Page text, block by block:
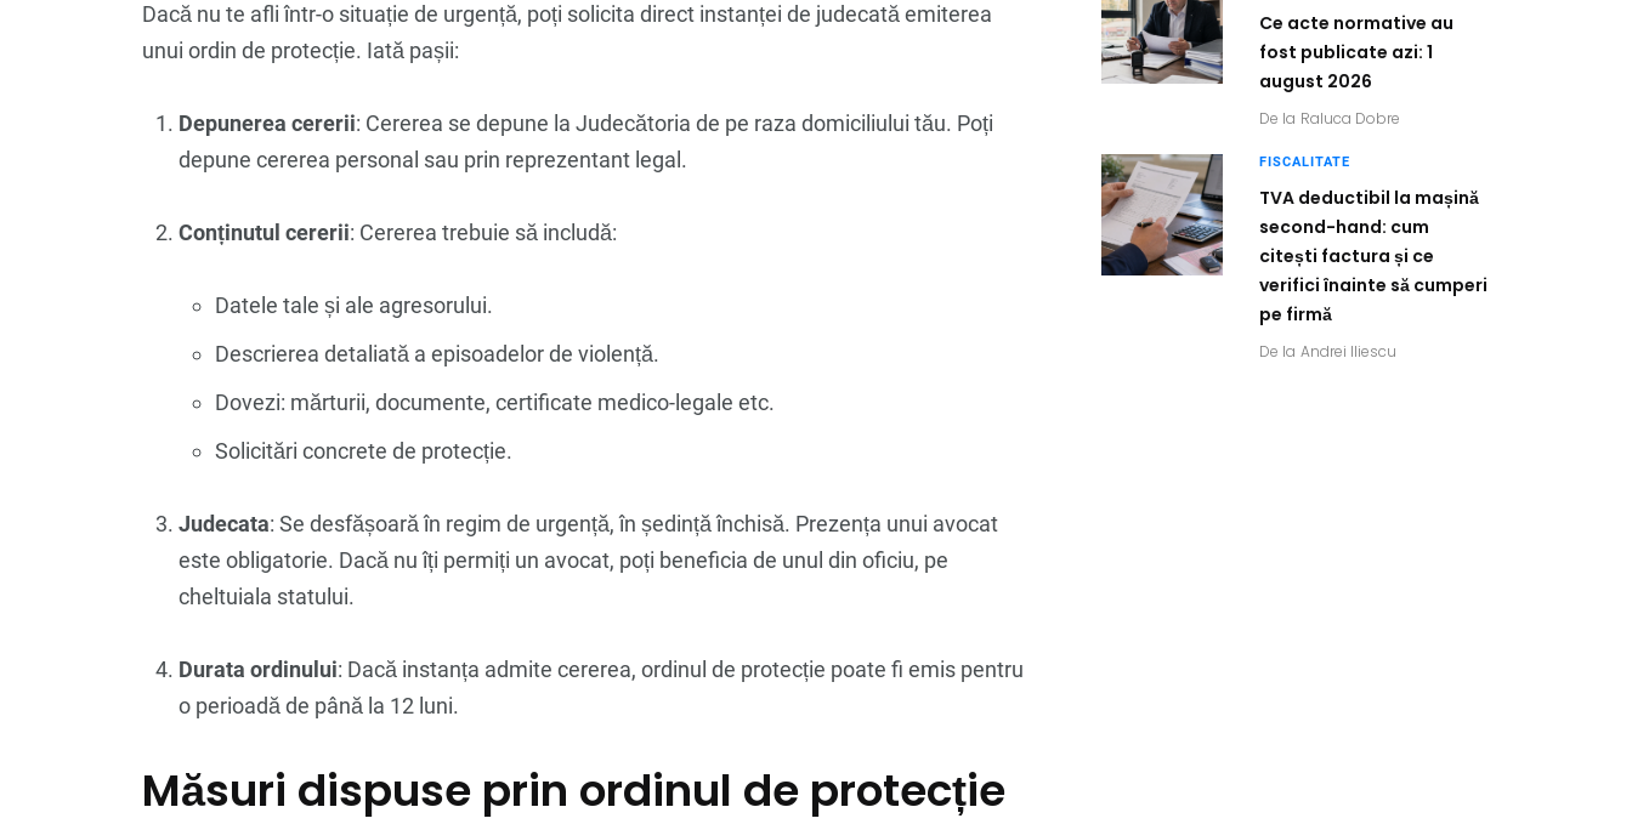
Dacă nu te afli într-o situație de urgență, poți solicita direct instanței de judecată emiterea
unui ordin de protecție. Iată pașii:
Depunerea cererii: Cererea se depune la Judecătoria de pe raza domiciliului tău. Poți
depune cererea personal sau prin reprezentant legal.
Conținutul cererii: Cererea trebuie să includă:
Datele tale și ale agresorului.
Descrierea detaliată a episoadelor de violență.
Dovezi: mărturii, documente, certificate medico-legale etc.
Solicitări concrete de protecție.
Judecata: Se desfășoară în regim de urgență, în ședință închisă. Prezența unui avocat
este obligatorie. Dacă nu îți permiți un avocat, poți beneficia de unul din oficiu, pe
cheltuiala statului.
Durata ordinului: Dacă instanța admite cererea, ordinul de protecție poate fi emis pentru
o perioadă de până la 12 luni.
Măsuri dispuse prin ordinul de protecție
Ce acte normative au
fost publicate azi: 1
august 2026
De la Raluca Dobre
FISCALITATE
TVA deductibil la mașină
second-hand: cum
citești factura și ce
verifici înainte să cumperi
pe firmă
De la Andrei Iliescu